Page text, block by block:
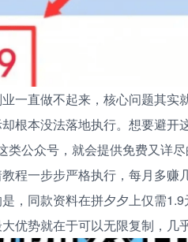
一直做不起来，核心问题其
根本没法落地执行。想要避
类公众号，就会提供免费又详
程一步步严格执行，每月多赚
，同款资料在拼夕夕上仅需
优势就在于可以无限复制，几